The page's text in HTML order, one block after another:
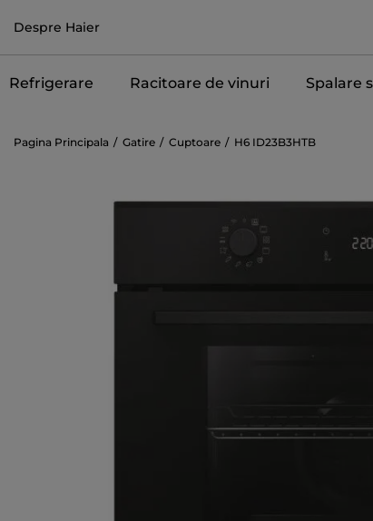
Despre Haier
Refrigerare Racitoare de vinuri Spalare
Pagina Principala Gatire Cuptoare H6 ID23B3HTB